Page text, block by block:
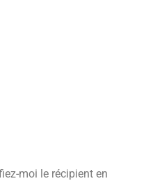
moi le récipient en